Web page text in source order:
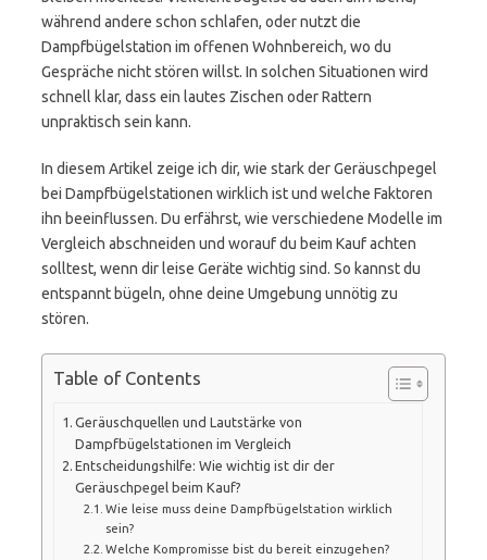
während andere schon schlafen, oder nutzt die
Dampfbügelstation im offenen Wohnbereich, wo du
Gespräche nicht stören willst. In solchen Situationen wird
schnell klar, dass ein lautes Zischen oder Rattern
unpraktisch sein kann.
In diesem Artikel zeige ich dir, wie stark der Geräuschpegel
bei Dampfbügelstationen wirklich ist und welche Faktoren
ihn beeinflussen. Du erfährst, wie verschiedene Modelle im
Vergleich abschneiden und worauf du beim Kauf achten
solltest, wenn dir leise Geräte wichtig sind. So kannst du
entspannt bügeln, ohne deine Umgebung unnötig zu
stören.
Table of Contents
Geräuschquellen und Lautstärke von
Dampfbügelstationen im Vergleich
Entscheidungshilfe: Wie wichtig ist dir der
Geräuschpegel beim Kauf?
Wie leise muss deine Dampfbügelstation wirklich
sein?
Welche Kompromisse bist du bereit einzugehen?